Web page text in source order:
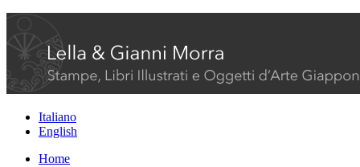
Italiano
English
Home